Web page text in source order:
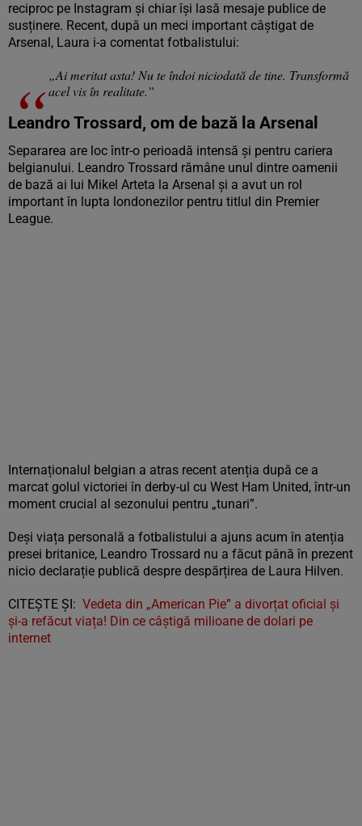
reciproc pe Instagram și chiar își lasă mesaje publice de
susținere. Recent, după un meci important câștigat de
Arsenal, Laura i-a comentat fotbalistului:
„Ai meritat asta! Nu te îndoi niciodată de tine. Transformă
acel vis în realitate.”
Leandro Trossard, om de bază la Arsenal
Separarea are loc într-o perioadă intensă și pentru cariera
belgianului. Leandro Trossard rămâne unul dintre oamenii
de bază ai lui Mikel Arteta la Arsenal și a avut un rol
important în lupta londonezilor pentru titlul din Premier
League.
Internaționalul belgian a atras recent atenția după ce a
marcat golul victoriei în derby-ul cu West Ham United, într-un
moment crucial al sezonului pentru „tunari”.
Deși viața personală a fotbalistului a ajuns acum în atenția
presei britanice, Leandro Trossard nu a făcut până în prezent
nicio declarație publică despre despărțirea de Laura Hilven.
CITEȘTE ȘI: Vedeta din „American Pie” a divorțat oficial și
și-a refăcut viața! Din ce câștigă milioane de dolari pe
internet